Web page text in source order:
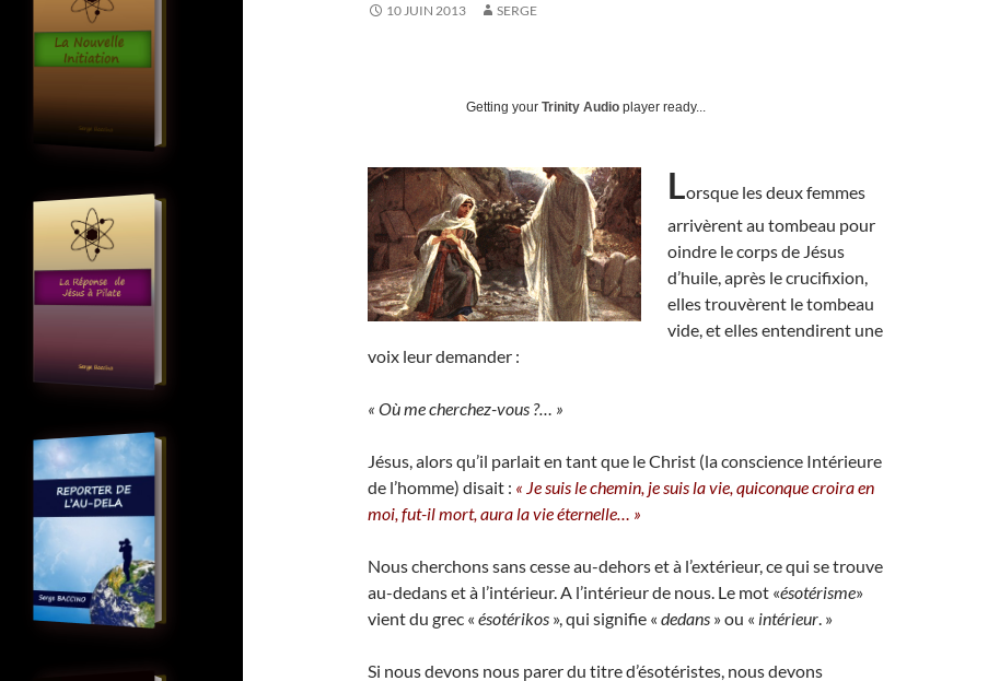
10 JUIN 2013 SERGE
Getting your Trinity Audio player ready...
Lorsque les deux femmes
arrivèrent au tombeau pour
oindre le corps de Jésus
d’huile, après le crucifixion,
elles trouvèrent le tombeau
vide, et elles entendirent une
voix leur demander :
« Où me cherchez-vous ?… »
Jésus, alors qu’il parlait en tant que le Christ (la conscience Intérieure
de l’homme) disait : « Je suis le chemin, je suis la vie, quiconque croira en
moi, fut-il mort, aura la vie éternelle… »
Nous cherchons sans cesse au-dehors et à l’extérieur, ce qui se trouve
au-dedans et à l’intérieur. A l’intérieur de nous. Le mot «ésotérisme»
vient du grec « ésotérikos », qui signifie « dedans » ou « intérieur. »
Si nous devons nous parer du titre d’ésotéristes, nous devons